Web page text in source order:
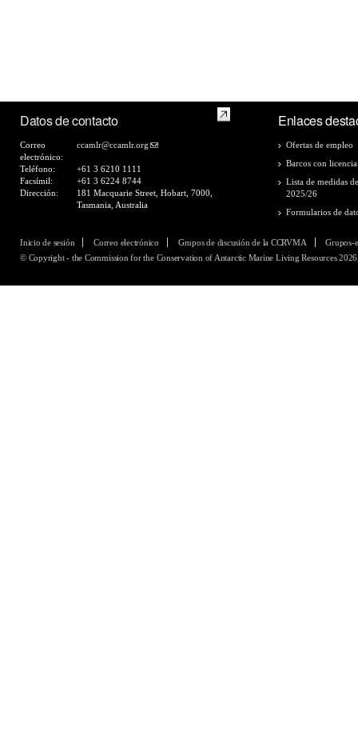
Datos de contacto
Correo
electrónico:
ccamlr@ccamlr.org
Teléfono:
+61 3 6210 1111
Facsímil:
+61 3 6224 8744
Dirección:
181 Macquarie Street, Hobart, 7000,
Tasmania, Australia
Enlaces
Ofertas de empleo
Barcos con
Lista de medidas
2025/26
Formularios de
Inicio de sesión Correo electrónico Grupos de discusión de la CCRVMA
Grupos-
© Copyright - the Commission for the Conservation of Antarctic Marine Living Resources